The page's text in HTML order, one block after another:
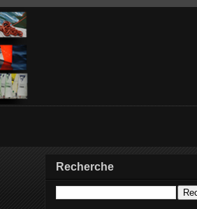
Recherche